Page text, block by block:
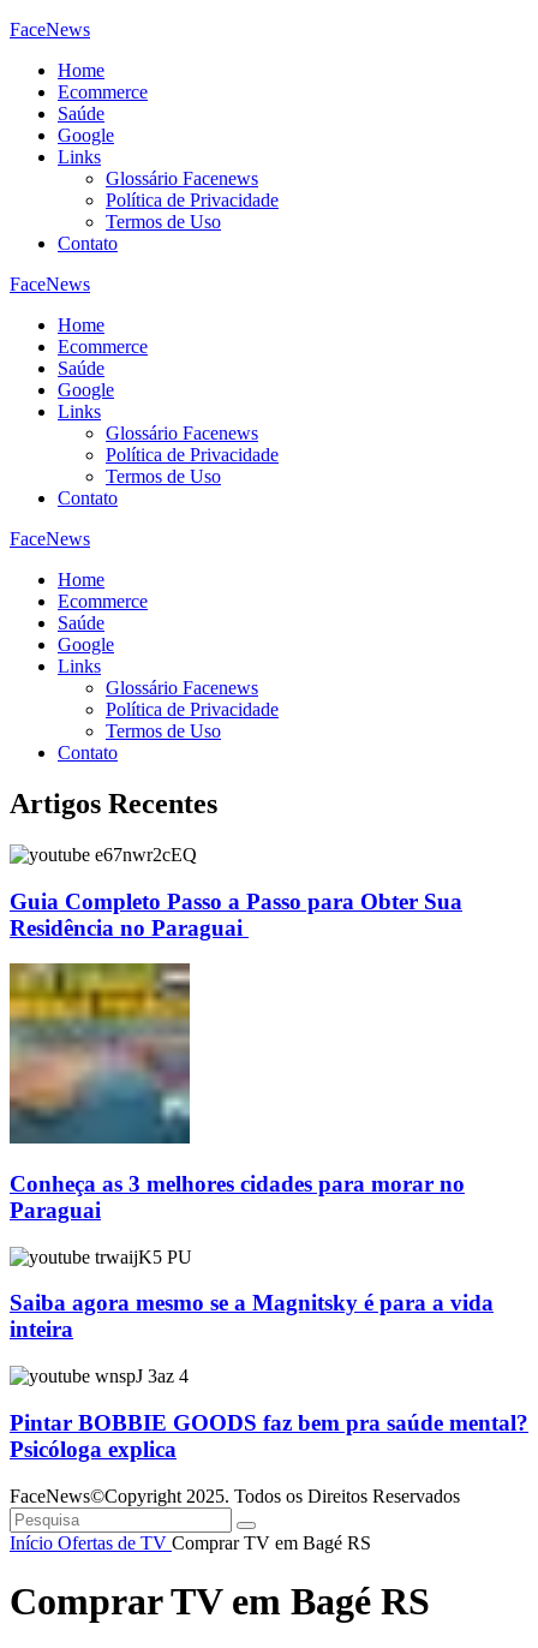
FaceNews
Home
Ecommerce
Saúde
Google
Links
Glossário Facenews
Política de Privacidade
Termos de Uso
Contato
FaceNews
Home
Ecommerce
Saúde
Google
Links
Glossário Facenews
Política de Privacidade
Termos de Uso
Contato
FaceNews
Home
Ecommerce
Saúde
Google
Links
Glossário Facenews
Política de Privacidade
Termos de Uso
Contato
Artigos Recentes
Guia Completo Passo a Passo para Obter Sua
Residência no Paraguai
Conheça as 3 melhores cidades para morar no
Paraguai
Saiba agora mesmo se a Magnitsky é para a vida
inteira
Pintar BOBBIE GOODS faz bem pra saúde mental?
Psicóloga explica
FaceNews©Copyright 2025. Todos os Direitos Reservados
Início Ofertas de TV Comprar TV em Bagé RS
Comprar TV em Bagé RS